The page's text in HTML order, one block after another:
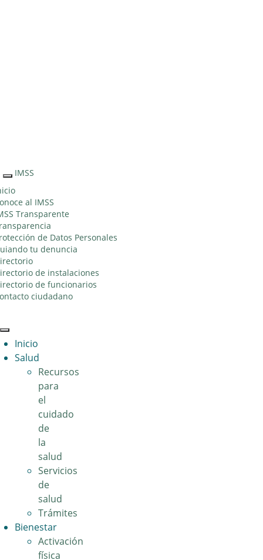
Interruptor
de
Navegación
IMSS
al IMSS
Transparente
de Datos Personales
tu denuncia
de instalaciones
de funcionarios
ciudadano
Toggle
navigation
Inicio
Salud
Recursos
para
el
cuidado
de
la
salud
Servicios
de
salud
Trámites
Bienestar
Activación
física